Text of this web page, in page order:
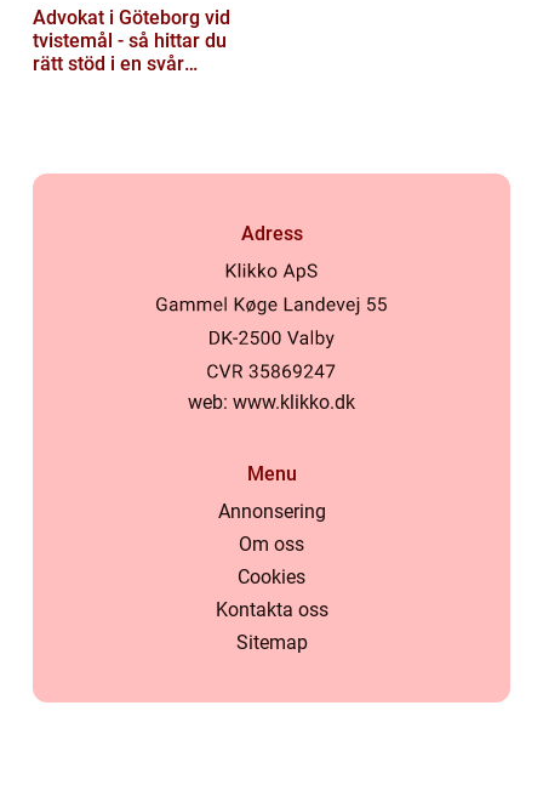
Advokat i Göteborg vid
tvistemål - så hittar du
rätt stöd i en svår
Adress
web: www.klikko.dk
Menu
Annonsering
Om oss
Cookies
Kontakta oss
Sitemap